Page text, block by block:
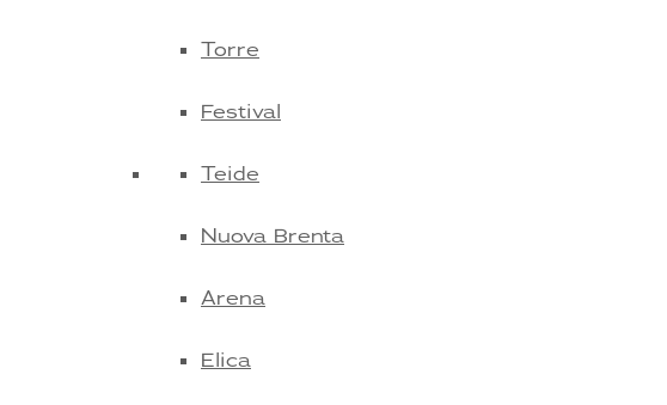
Torre
Festival
Teide
Nuova Brenta
Arena
Elica